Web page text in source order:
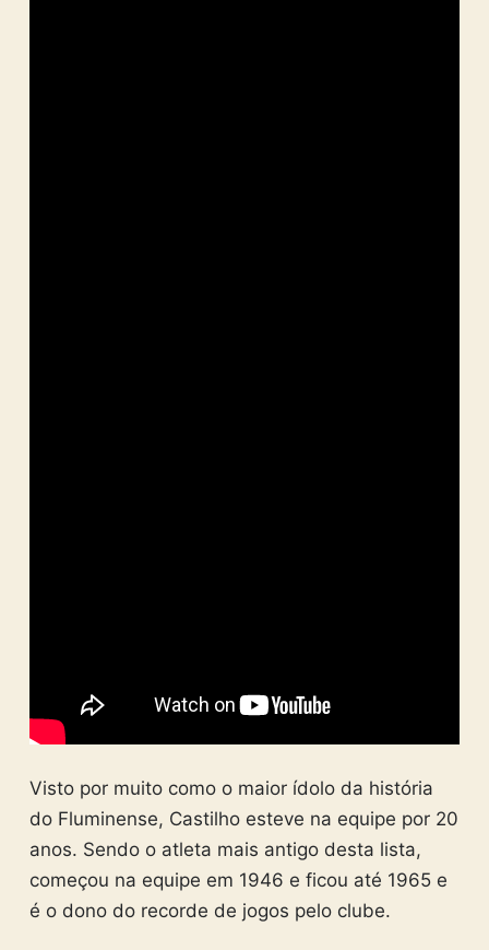
Visto por muito como o maior ídolo da história
do Fluminense, Castilho esteve na equipe por 20
anos. Sendo o atleta mais antigo desta lista,
começou na equipe em 1946 e ficou até 1965 e
é o dono do recorde de jogos pelo clube.